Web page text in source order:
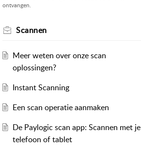
ontvangen.
Scannen
Meer weten over onze scan
oplossingen?
Instant Scanning
Een scan operatie aanmaken
De Paylogic scan app: Scannen met je
telefoon of tablet